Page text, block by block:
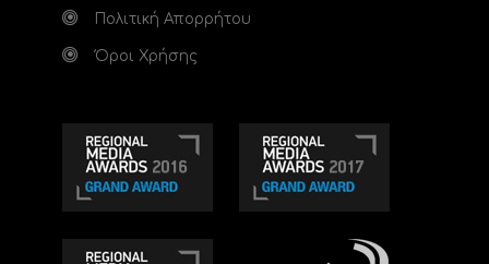
Πολιτική Απορρήτου
Όροι Χρήσης